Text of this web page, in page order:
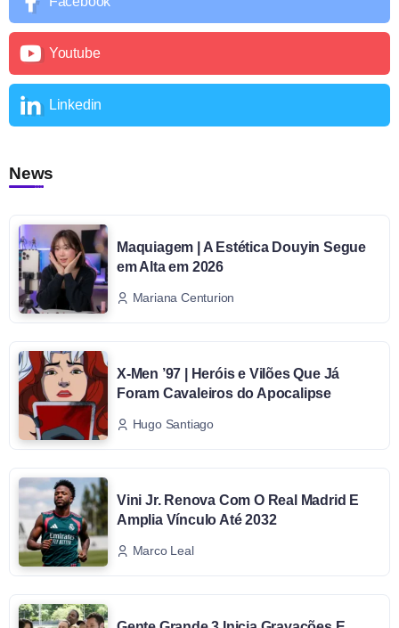
Youtube
Linkedin
News
Maquiagem | A Estética Douyin Segue
em Alta em 2026
Mariana Centurion
X-Men ’97 | Heróis e Vilões Que Já
Foram Cavaleiros do Apocalipse
Hugo Santiago
Vini Jr. Renova Com O Real Madrid E
Amplia Vínculo Até 2032
Marco Leal